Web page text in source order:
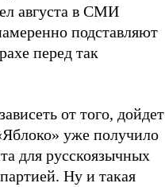
августа в СМИ
подставляют
перед так
от того, дойдет
уже получило
для русскоязычных
Ну и такая